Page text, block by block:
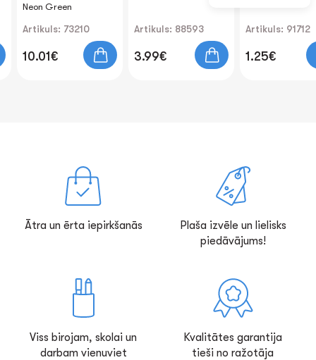
Neon Green
Artikuls: 73210
10.01€
Artikuls: 88593
3.99€
Artikuls: 91712
1.25€
Ātra un ērta iepirkšanās
Plaša izvēle un lielisks
piedāvājums!
Viss birojam, skolai un
darbam vienuviet
Kvalitātes garantija
tieši no ražotāja